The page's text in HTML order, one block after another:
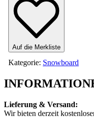
Auf die Merkliste
Kategorie: Snowboard
Lieferung & Versand:
Wir bieten derzeit